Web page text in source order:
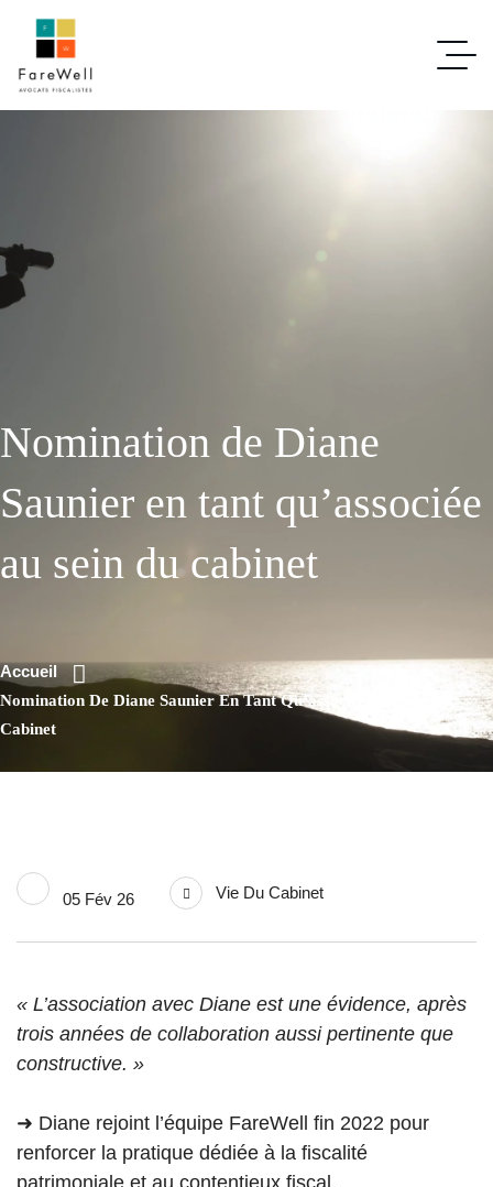
Nomination de Diane
Saunier en tant qu’associée
au sein du cabinet
Accueil
Nomination De Diane Saunier En Tant Qu’associée Au Sein Du
Cabinet
05 Fév 26 Vie Du Cabinet
« L’association avec Diane est une évidence, après
trois années de collaboration aussi pertinente que
constructive. »
➜ Diane rejoint l’équipe FareWell fin 2022 pour
renforcer la pratique dédiée à la fiscalité
patrimoniale et au contentieux fiscal.